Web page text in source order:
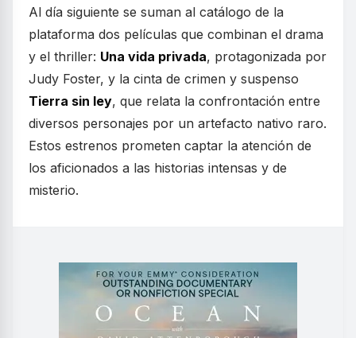
Al día siguiente se suman al catálogo de la
plataforma dos películas que combinan el drama
y el thriller: Una vida privada, protagonizada por
Judy Foster, y la cinta de crimen y suspenso
Tierra sin ley, que relata la confrontación entre
diversos personajes por un artefacto nativo raro.
Estos estrenos prometen captar la atención de
los aficionados a las historias intensas y de
misterio.